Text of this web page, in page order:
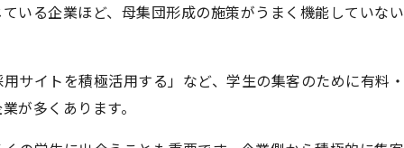
いる企業ほど、母集団形成の施策がうまく機能していない
サイトを積極活用する」など、学生の集客のために有料・
が多くあります。